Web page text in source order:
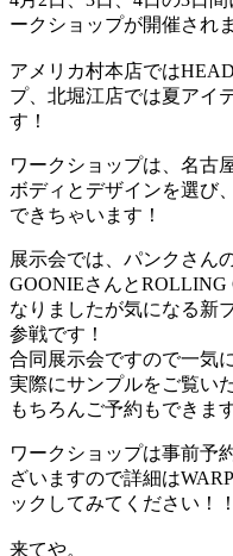
ークショップが開催され
アメリカ村本店では
プ、北堀江店では夏アイ
す！
ワークショップは、名古
ボディとデザインを選び
できちゃいます！
展示会では、パンクさん
GOONIEさんと
なりましたが気になる新
参戦です！
合同展示会ですので一気
実際にサンプルをご覧い
もちろんご予約もできま
ワークショップは事前予
ざいますので詳細は
ックしてみてください！！
来てや。